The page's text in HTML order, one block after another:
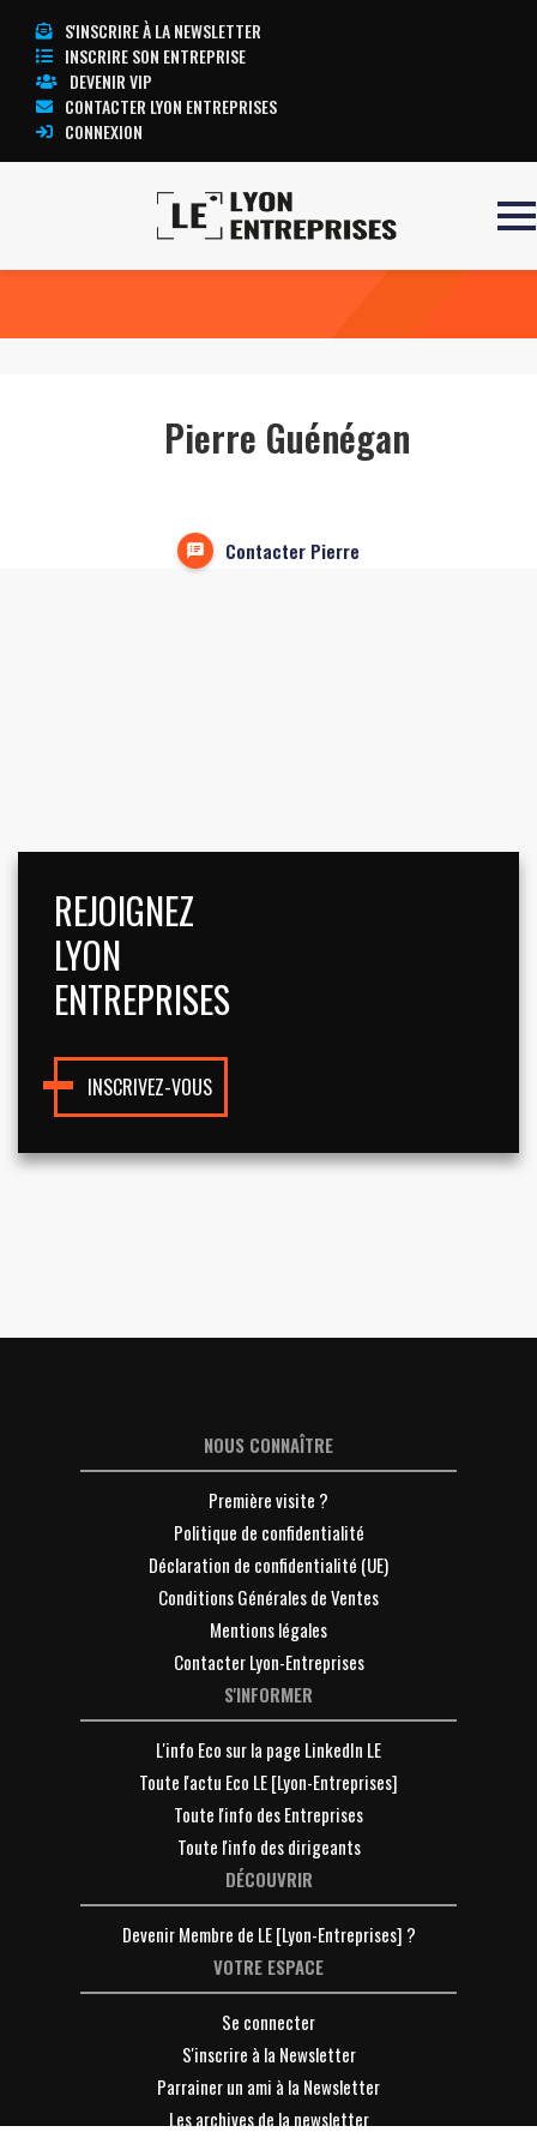
S'INSCRIRE À LA NEWSLETTER
INSCRIRE SON ENTREPRISE
DEVENIR VIP
CONTACTER LYON ENTREPRISES
CONNEXION
Pierre Guénégan
Contacter Pierre
REJOIGNEZ
LYON
ENTREPRISES
INSCRIVEZ-VOUS
NOUS CONNAÎTRE
Première visite ?
Politique de confidentialité
Déclaration de confidentialité (UE)
Conditions Générales de Ventes
Mentions légales
Contacter Lyon-Entreprises
S'INFORMER
L'info Eco sur la page LinkedIn LE
Toute l'actu Eco LE [Lyon-Entreprises]
Toute l'info des Entreprises
Toute l'info des dirigeants
DÉCOUVRIR
Devenir Membre de LE [Lyon-Entreprises] ?
VOTRE ESPACE
Se connecter
S'inscrire à la Newsletter
Parrainer un ami à la Newsletter
Les archives de la newsletter